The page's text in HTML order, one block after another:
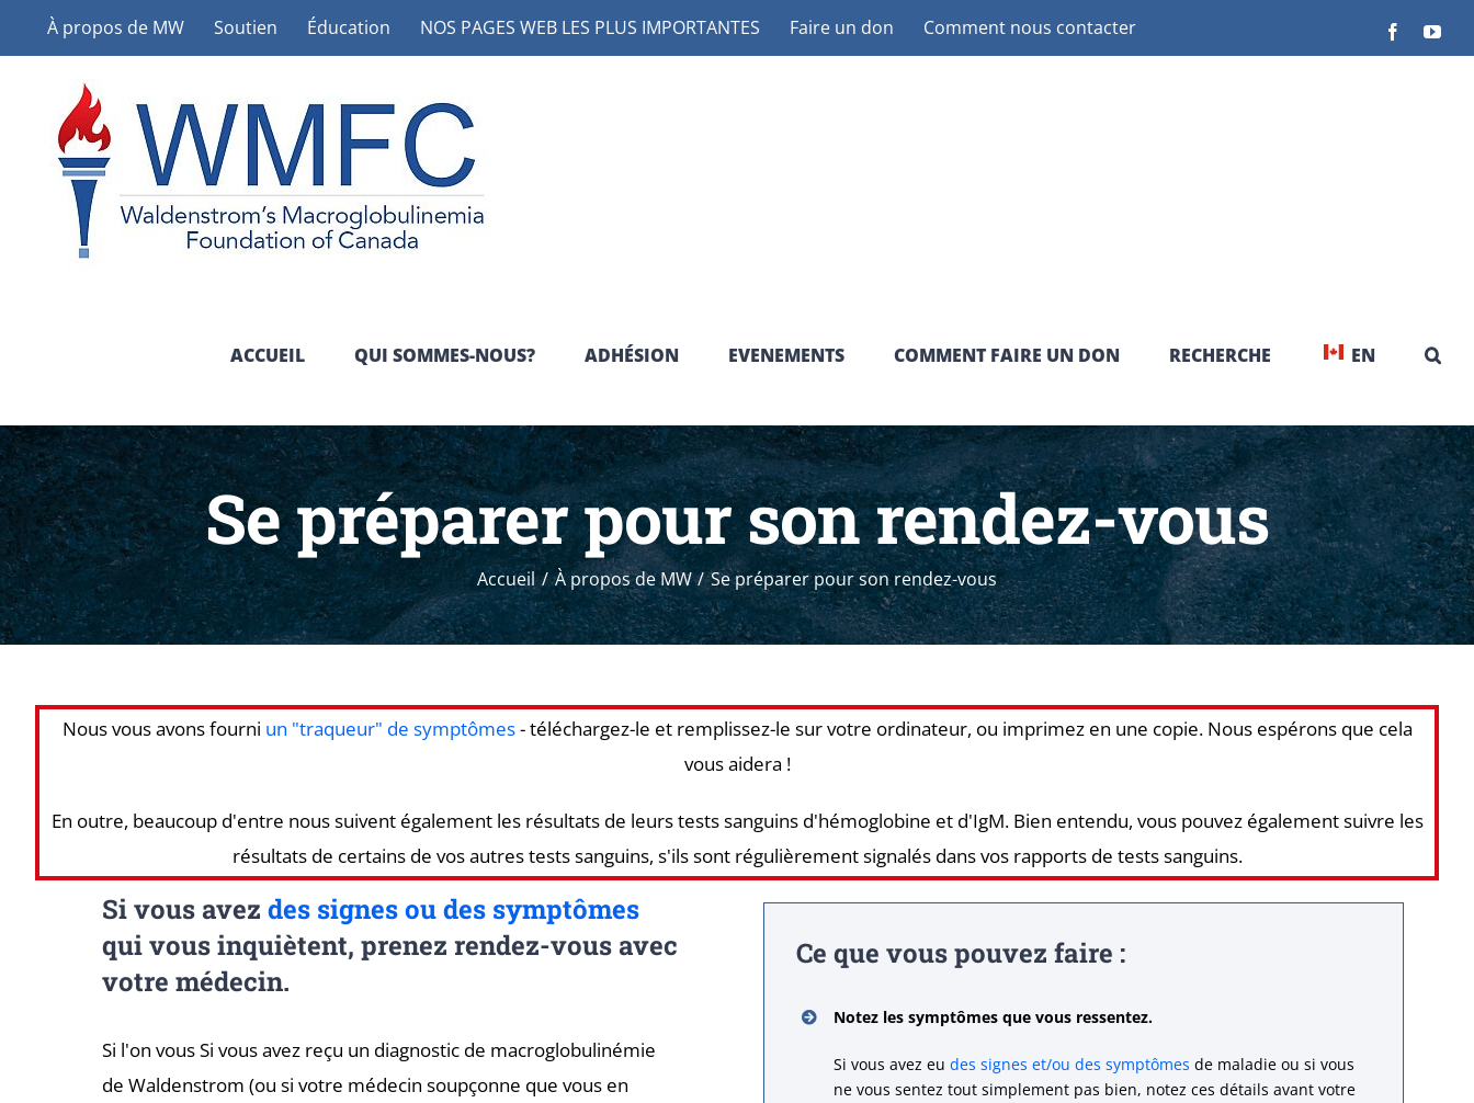
to
À propos de MW Soutien Éducation NOS PAGES WEB LES PLUS IMPORTANTES Faire un don Comment nous contacter Facebook
ACCUEIL QUI SOMMES-NOUS? ADHÉSION EVENEMENTS COMMENT FAIRE UN DON RECHERCHE EN
Se préparer pour son rendez-vous
Accueil À propos de MW Se préparer pour son rendez-vous
Nous vous avons fourni un "traqueur" de symptômes- téléchargez-le et remplissez-le sur votre ordinateur, ou imprimez en une copie. Nous espérons que cela
vous aidera !
En outre, beaucoup d'entre nous suivent également les résultats de leurs tests sanguins d'hémoglobine et d'IgM. Bien entendu, vous pouvez également suivre les
résultats de certains de vos autres tests sanguins, s'ils sont régulièrement signalés dans vos rapports de tests sanguins.
Si vous avezdes signes ou des symptômes
qui vous inquiètent, prenez rendez-vous avec
votre médecin.
Si l'on vousSi vous avez reçu un diagnostic de macroglobulinémie
de Waldenstrom (ou si votre médecin soupçonne que vous en
Ce que vous pouvez faire :
Notez les symptômes que vous ressentez.
Si vous avez eudes signes et/ou des symptômes de maladie ou si vous
ne vous sentez tout simplement pas bien, notez ces détails avant votre